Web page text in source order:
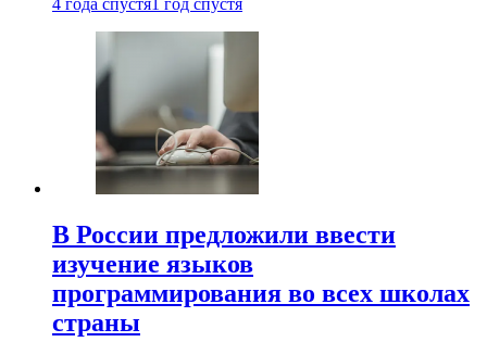
4 года спустя 1 год спустя
В России предложили ввести
изучение языков
программирования во всех школах
страны